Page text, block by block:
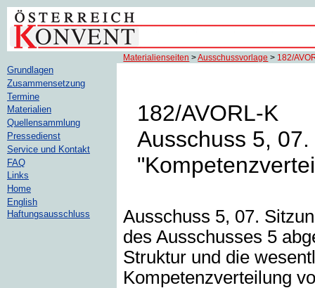
Materialienseiten >Ausschussvorlage > 182/
182/AVORL-K
Ausschuss 5,
Ausschuss 5, 07.
des Ausschusses 5
Struktur und die
Kompetenzverteilung
Grundlagen
Zusammensetzung
Termine
Materialien
Quellensammlung
Pressedienst
Service und Kontakt
FAQ
Links
Home
English
Haftungsausschluss